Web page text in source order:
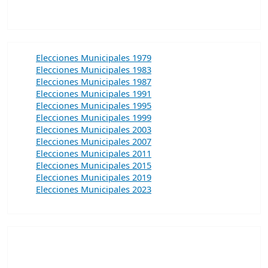
Elecciones Municipales 1979
Elecciones Municipales 1983
Elecciones Municipales 1987
Elecciones Municipales 1991
Elecciones Municipales 1995
Elecciones Municipales 1999
Elecciones Municipales 2003
Elecciones Municipales 2007
Elecciones Municipales 2011
Elecciones Municipales 2015
Elecciones Municipales 2019
Elecciones Municipales 2023